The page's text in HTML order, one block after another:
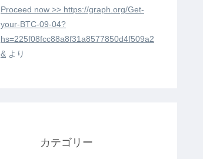
Proceed now >> https://graph.org/Get-
your-BTC-09-04?
hs=225f08fcc88a8f31a8577850d4f509a2
& より
カテゴリー